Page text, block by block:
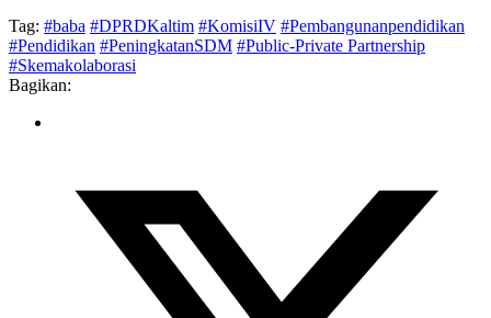
Tag: #baba #DPRDKaltim #KomisiIV #Pembangunanpendidikan
#Pendidikan #PeningkatanSDM #Public-Private Partnership
#Skemakolaborasi
Bagikan: